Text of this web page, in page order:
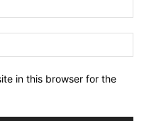
in this browser for the